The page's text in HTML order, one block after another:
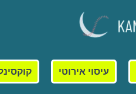
עיסוי אירוטי